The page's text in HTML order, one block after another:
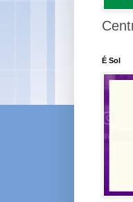
É Sol